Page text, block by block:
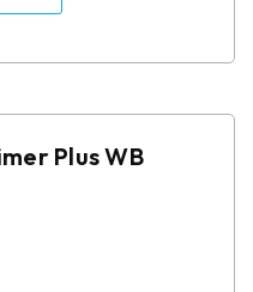
Plus WB